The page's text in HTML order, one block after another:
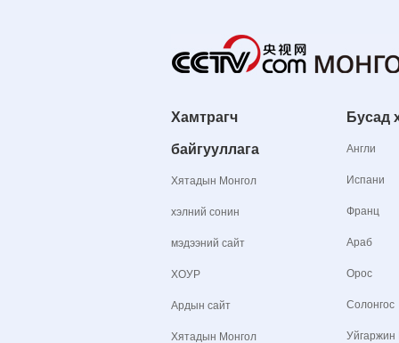
Хамтрагч
байгууллага
Хятадын Монгол
хэлний сонин
мэдээний сайт
ХОУР
Ардын сайт
Хятадын Монгол
Бусад
Англи
Испани
Франц
Араб
Орос
Солонгос
Уйгаржин